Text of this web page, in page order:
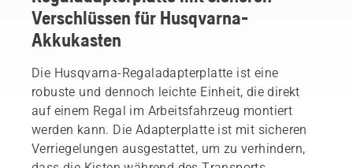
Verschlüssen für Husqvarna-
Akkukasten
Die Husqvarna-Regaladapterplatte ist eine
robuste und dennoch leichte Einheit, die direkt
auf einem Regal im Arbeitsfahrzeug montiert
werden kann. Die Adapterplatte ist mit sicheren
Verriegelungen ausgestattet, um zu verhindern,